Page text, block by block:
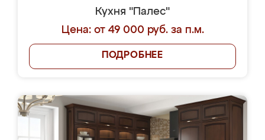
Кухня "Палес"
Цена: от 49 000 руб. за п.м.
ПОДРОБНЕЕ